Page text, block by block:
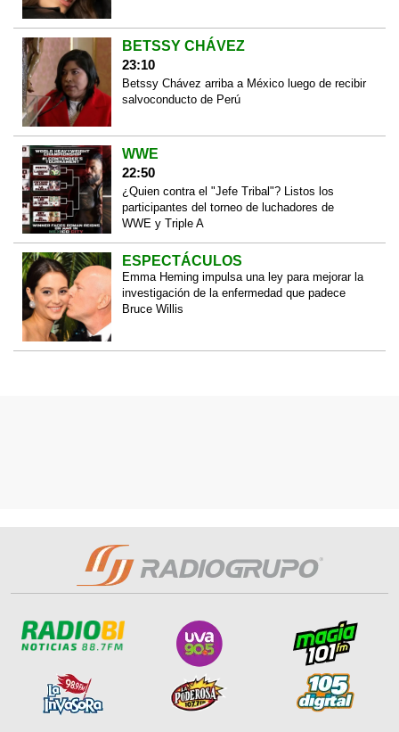
BETSSY CHÁVEZ
23:10
Betssy Chávez arriba a México luego de recibir
salvoconducto de Perú
WWE
22:50
¿Quien contra el "Jefe Tribal"? Listos los
participantes del torneo de luchadores de
WWE y Triple A
ESPECTÁCULOS
Emma Heming impulsa una ley para mejorar la
investigación de la enfermedad que padece
Bruce Willis